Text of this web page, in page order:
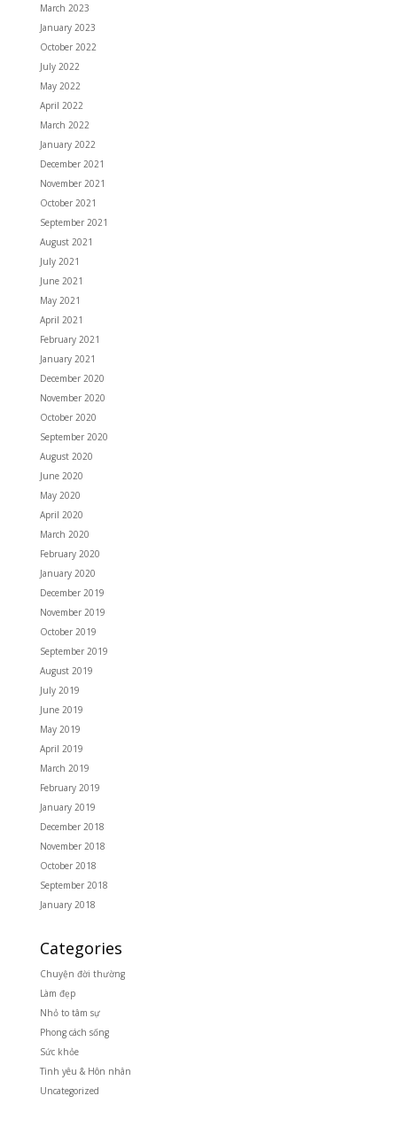
March 2023
January 2023
October 2022
July 2022
May 2022
April 2022
March 2022
January 2022
December 2021
November 2021
October 2021
September 2021
August 2021
July 2021
June 2021
May 2021
April 2021
February 2021
January 2021
December 2020
November 2020
October 2020
September 2020
August 2020
June 2020
May 2020
April 2020
March 2020
February 2020
January 2020
December 2019
November 2019
October 2019
September 2019
August 2019
July 2019
June 2019
May 2019
April 2019
March 2019
February 2019
January 2019
December 2018
November 2018
October 2018
September 2018
January 2018
Categories
Chuyện đời thường
Làm đẹp
Nhỏ to tâm sự
Phong cách sống
Sức khỏe
Tình yêu & Hôn nhân
Uncategorized